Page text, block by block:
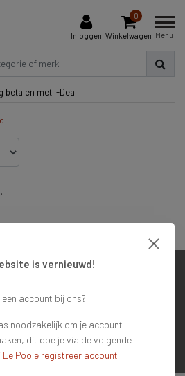
Inloggen
0
Winkelwagen Menu
betalen met i-Deal
is vernieuwd!
een account bij ons?
noodzakelijk om je account
dit doe je via de volgende
Le Poole registreer account